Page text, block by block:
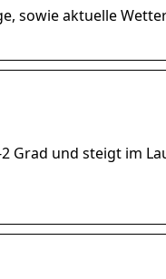
sowie aktuelle
Grad und steigt im